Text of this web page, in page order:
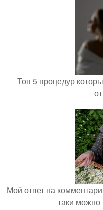
Топ 5 процедур
Мой ответ на
таки